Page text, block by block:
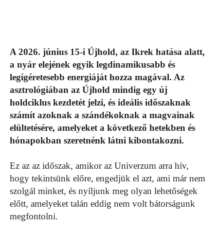
A 2026. június 15-i Újhold, az Ikrek hatása alatt,
a nyár elejének egyik legdinamikusabb és
legígéretesebb energiáját hozza magával. Az
asztrológiában az Újhold mindig egy új
holdciklus kezdetét jelzi, és ideális időszaknak
számít azoknak a szándékoknak a magvainak
elültetésére, amelyeket a következő hetekben és
hónapokban szeretnénk látni kibontakozni.
Ez az az időszak, amikor az Univerzum arra hív,
hogy tekintsünk előre, engedjük el azt, ami már nem
szolgál minket, és nyíljunk meg olyan lehetőségek
előtt, amelyeket talán eddig nem volt bátorságunk
megfontolni.